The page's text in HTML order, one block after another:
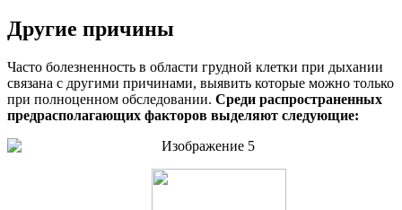
Другие причины
Часто болезненность в области грудной клетки при дыхании
связана с другими причинами, выявить которые можно только
при полноценном обследовании. Среди распространенных
предрасполагающих факторов выделяют следующие: